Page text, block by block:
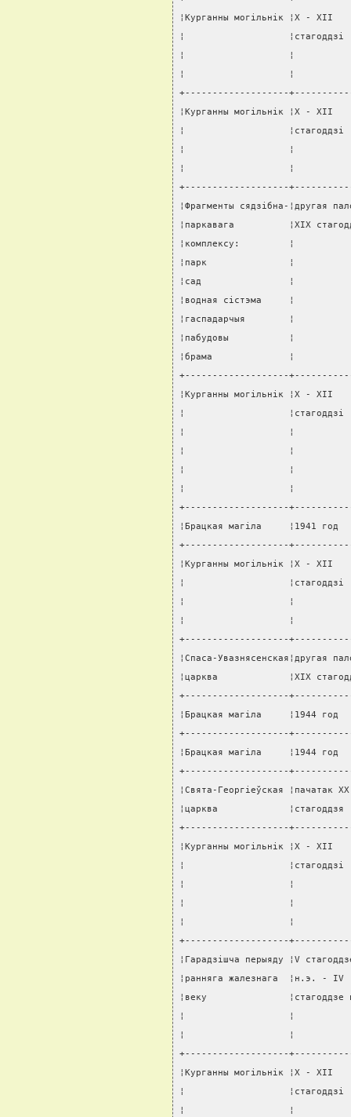
¦Курганны могiльнiк ¦X -
¦                   ¦стагоддзi
¦                   ¦
¦                   ¦
+-------------------
¦Курганны могiльнiк ¦X -
¦                   ¦стагоддзi
¦                   ¦
¦                   ¦
+-------------------
¦Фрагменты сядзiбна-
¦паркавага          ¦XIX
¦комплексу:         ¦
¦парк               ¦
¦сад                ¦
¦водная сiстэма     ¦
¦гаспадарчыя        ¦
¦пабудовы           ¦
¦брама              ¦
+-------------------
¦Курганны могiльнiк ¦X -
¦                   ¦стагоддзi
¦                   ¦
¦                   ¦
¦                   ¦
¦                   ¦
+-------------------
¦Брацкая магiла     ¦1941
+-------------------
¦Курганны могiльнiк ¦X -
¦                   ¦стагоддзi
¦                   ¦
¦                   ¦
+-------------------
¦Спаса-
¦царква             ¦XIX
+-------------------
¦Брацкая магiла     ¦1944
+-------------------
¦Брацкая магiла     ¦1944
+-------------------
¦Свята-Георгiеўская
¦царква
+-------------------
¦Курганны могiльнiк ¦X -
¦                   ¦стагоддзi
¦                   ¦
¦                   ¦
¦                   ¦
+-------------------
¦Гарадзiшча перыяду ¦V
¦ранняга жалезнага  ¦н.э. -
¦веку
¦                   ¦
¦                   ¦
+-------------------
¦Курганны могiльнiк ¦X -
¦                   ¦стагоддзi
¦                   ¦